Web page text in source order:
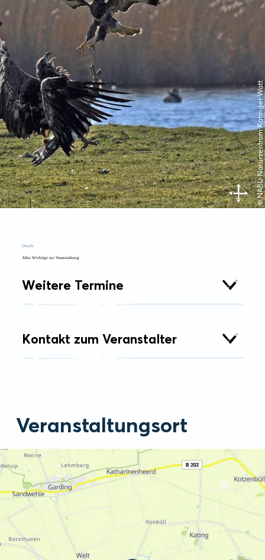
© NABU Naturzentrum Katinger Watt
Details
Alles Wichtige zur Veranstaltung
Weitere Termine
Kontakt zum Veranstalter
Veranstaltungsort